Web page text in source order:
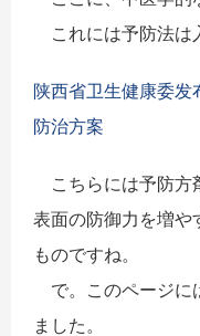
これには予防法は
陕西省卫生健康委
防治方案
こちらには予防方
表面の防御力を増や
ものですね。
で。このページに
ました。